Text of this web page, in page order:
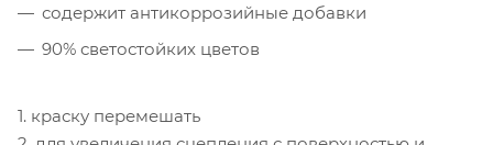
содержит антикоррозийные добавки
90% светостойких цветов
1. краску перемешать